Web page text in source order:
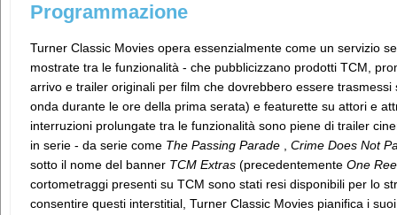
Programmazione
Turner Classic Movies opera essenzialmente come un servizio
mostrate tra le funzionalità - che pubblicizzano prodotti TCM,
arrivo e trailer originali per film che dovrebbero essere
onda durante le ore della prima serata) e featurette su attori e
interruzioni prolungate tra le funzionalità sono piene di trailer
in serie - da serie come The Passing Parade
Crime Does Not
sotto il nome del banner TCM Extras (precedentemente One
cortometraggi presenti su TCM sono stati resi disponibili per lo
consentire questi interstitial, Turner Classic Movies pianifica i